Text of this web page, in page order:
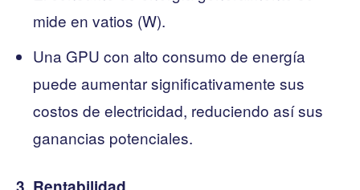
mide en vatios (W).
Una GPU con alto consumo de energía
puede aumentar significativamente sus
costos de electricidad, reduciendo así sus
ganancias potenciales.